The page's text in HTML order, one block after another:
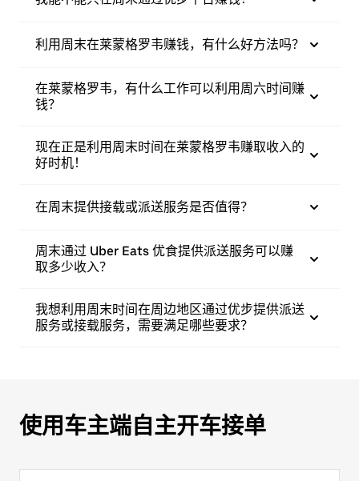
利用周末在莱蒙格罗韦赚钱，有什么好方法吗？
在莱蒙格罗韦，有什么工作可以利用周六时间赚
钱？
现在正是利用周末时间在莱蒙格罗韦赚取收入的
好时机！
在周末提供接载或派送服务是否值得？
周末通过 Uber Eats 优食提供派送服务可以赚
取多少收入？
我想利用周末时间在周边地区通过优步提供派送
服务或接载服务，需要满足哪些要求？
使用车主端自主开车接单